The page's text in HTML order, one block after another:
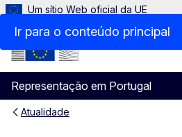
Ir para o conteúdo principal
Um sítio Web oficial da UE
Representação em Portugal
Menu
Atualidade